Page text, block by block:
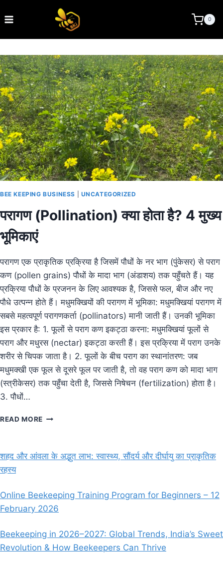
to
BEE KEEPING INDIA 0
BEE KEEPING BUSINESS UNCATEGORIZED
परागण (Pollination) क्या होता है? 4 मुख्य
भूमिकाएं
परागण एक प्राकृतिक प्रक्रिया है जिसमें पौधों के नर भाग (पुंकेसर) से पराग
कण (pollen grains) पौधों के मादा भाग (अंडाशय) तक पहुँचते हैं। यह
प्रक्रिया पौधों के प्रजनन के लिए आवश्यक है, जिससे फल, बीज और नए
पौधे उत्पन्न होते हैं। मधुमक्खियों की परागण में भूमिका: मधुमक्खियां परागण में
सबसे महत्वपूर्ण परागणकर्ता (pollinators) मानी जाती हैं। उनकी भूमिका
इस प्रकार है: 1. फूलों से पराग कण इकट्ठा करना: मधुमक्खियां फूलों से
पराग और मधुरस (nectar) इकट्ठा करती हैं। इस प्रक्रिया में पराग उनके
शरीर से चिपक जाता है। 2. फूलों के बीच पराग का स्थानांतरण: जब
मधुमक्खी एक फूल से दूसरे फूल पर जाती है, तो वह पराग कण को मादा भाग
(स्त्रीकेसर) तक पहुँचा देती है, जिससे निषेचन (fertilization) होता है।
3. पौधों…
READ MORE परागण
है?
भूमिकाएं
शहद और आंवला के अद्भुत लाभ: स्वास्थ्य, सौंदर्य और दीर्घायु का प्राकृतिक
रहस्य
Online Beekeeping Training Program for Beginners – 12
February 2026
Beekeeping in 2026–2027: Global Trends, India’s Sweet
Revolution & How Beekeepers Can Thrive